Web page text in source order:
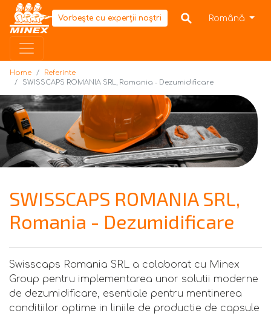
Home
Vorbește cu experții noștri Română
Home
Referinte
SWISSCAPS ROMANIA SRL, Romania - Dezumidificare
SWISSCAPS ROMANIA SRL,
Romania - Dezumidificare
Swisscaps Romania SRL a colaborat cu Minex
Group pentru implementarea unor solutii moderne
de dezumidificare, esentiale pentru mentinerea
conditiilor optime in liniile de productie de capsule